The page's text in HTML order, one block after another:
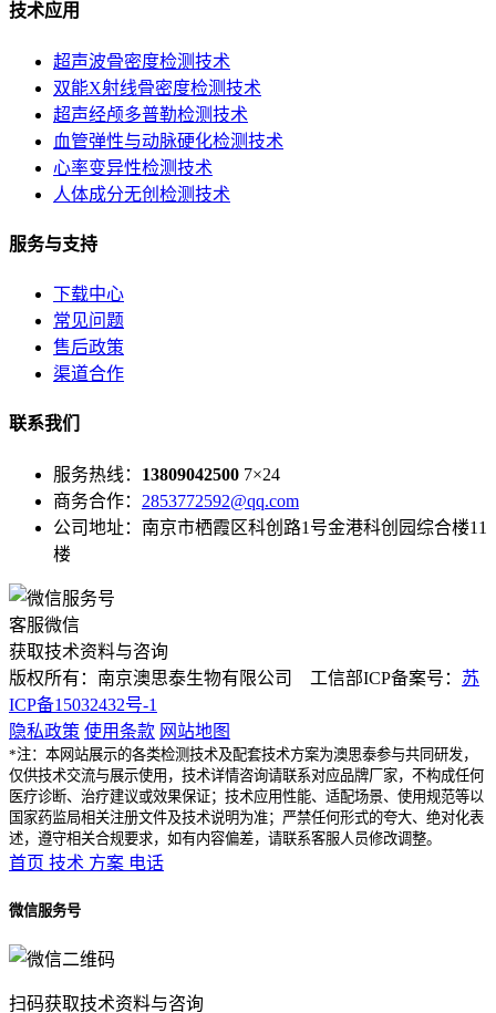
技术应用
超声波骨密度检测技术
双能X射线骨密度检测技术
超声经颅多普勒检测技术
血管弹性与动脉硬化检测技术
心率变异性检测技术
人体成分无创检测技术
服务与支持
下载中心
常见问题
售后政策
渠道合作
联系我们
服务热线： 13809042500 7×24
商务合作： 2853772592@qq.com
公司地址：南京市栖霞区科创路1号金港科创园综合楼11
楼
客服微信
获取技术资料与咨询
版权所有：南京澳思泰生物有限公司 工信部ICP备案号： 苏
ICP备15032432号-1
隐私政策 使用条款 网站地图
*注：本网站展示的各类检测技术及配套技术方案为澳思泰参与共同研发，
仅供技术交流与展示使用，技术详情咨询请联系对应品牌厂家，不构成任何
医疗诊断、治疗建议或效果保证；技术应用性能、适配场景、使用规范等以
国家药监局相关注册文件及技术说明为准；严禁任何形式的夸大、绝对化表
述，遵守相关合规要求，如有内容偏差，请联系客服人员修改调整。
首页 技术 方案 电话
微信服务号
扫码获取技术资料与咨询